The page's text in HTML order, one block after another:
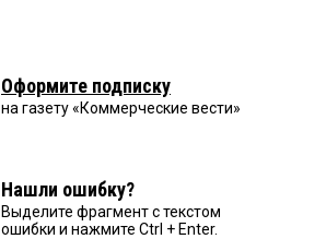
Оформите подписку
на газету «Коммерческие вести»
Нашли ошибку?
Выделите фрагмент с текстом
ошибки и нажмите Ctrl + Enter.